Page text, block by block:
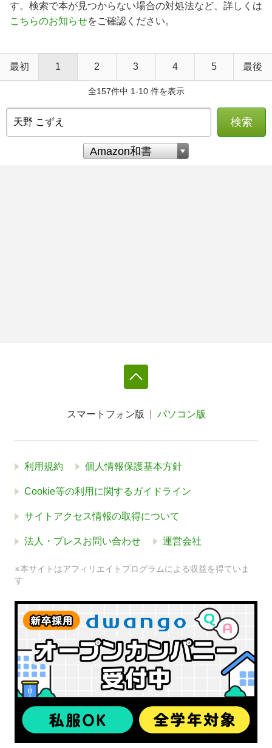
す。検索で本が見つからない場合の対処法など、詳しくは
こちらのお知らせをご確認ください。
最初 1 2 3 4 5 最後
全157件中 1-10 件を表示
検索
スマートフォン版 パソコン版
利用規約 個人情報保護基本方針
Cookie等の利用に関するガイドライン
サイトアクセス情報の取得について
法人・プレスお問い合わせ 運営会社
※本サイトはアフィリエイトプログラムによる収益を得ていま
す